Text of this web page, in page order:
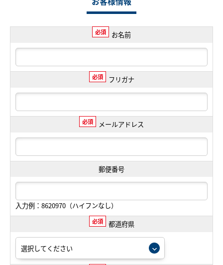
必須 お名前
必須 フリガナ
必須 メールアドレス
郵便番号
入力例：8620970（ハイフンなし）
必須 都道府県